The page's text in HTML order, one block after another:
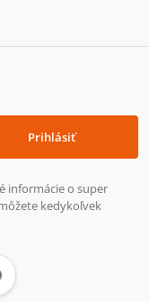
Prihlásiť
informácie o super
kedykoľvek